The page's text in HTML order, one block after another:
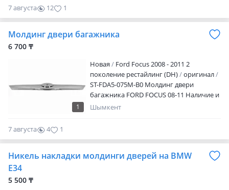
7 августа 12 1
Молдинг двери багажника
6 700 ₸
1
Новая
Ford Focus 2008 - 2011 2
поколение рестайлинг (DH)
оригинал
ST-FDA5-075M-B0 Молдинг двери
багажника FORD FOCUS 08-11 Наличие и
актуальную цену уточняйте у
Шымкент
7 августа 4 1
Никель накладки молдинги дверей на BMW
E34
5 500 ₸